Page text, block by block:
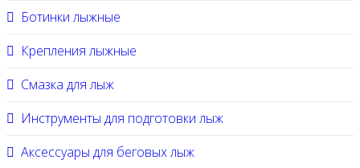
Ботинки лыжные
Крепления лыжные
Смазка для лыж
Инструменты для подготовки лыж
Аксессуары для беговых лыж